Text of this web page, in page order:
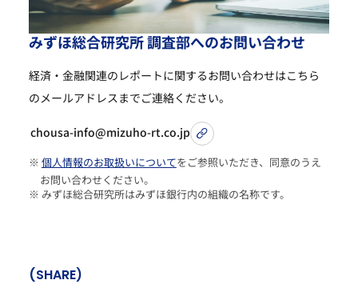
みずほ総合研究所調査部へのお問い合わせ
経済・金融関連のレポートに関するお問い合わせはこちら
のメールアドレスまでご連絡ください。
chousa-info@mizuho-rt.co.jp
※ 個人情報のお取扱いについてをご参照いただき、同意のうえ
お問い合わせください。
※ みずほ総合研究所はみずほ銀行内の組織の名称です。
(SHARE)